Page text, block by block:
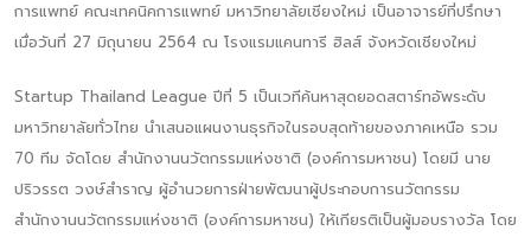
การแพทย์ คณะเทคนิคการแพทย์ มหาวิทยาลัยเชียงใหม่ เป็นอาจารย์ที่ปรึกษา
เมื่อวันที่ 27 มิถุนายน 2564 ณ โรงแรมแคนทารี ฮิลส์ จังหวัดเชียงใหม่
Startup Thailand League ปีที่ 5 เป็นเวทีค้นหาสุดยอดสตาร์ทอัพระดับ
มหาวิทยาลัยทั่วไทย นำเสนอแผนงานธุรกิจในรอบสุดท้ายของภาคเหนือ รวม
70 ทีม จัดโดย สำนักงานนวัตกรรมแห่งชาติ (องค์การมหาชน) โดยมี นาย
ปริวรรต วงษ์สำราญ ผู้อำนวยการฝ่ายพัฒนาผู้ประกอบการนวัตกรรม
สำนักงานนวัตกรรมแห่งชาติ (องค์การมหาชน) ให้เกียรติเป็นผู้มอบรางวัล โดย